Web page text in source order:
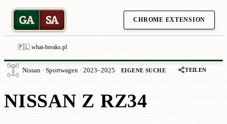
GA SA CHROME EXTENSION
🇵🇱 what-breaks.pl
Nissan · Sportwagen · 2023–2025 EIGENE SUCHE TEILEN
NISSAN Z RZ34